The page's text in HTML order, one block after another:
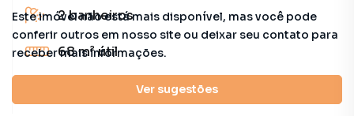
Este imóvel não está mais disponível, mas você pode
conferir outros em nosso site ou deixar seu contato para
receber mais informações.
Ver sugestões
2banheiros
68 m²útil